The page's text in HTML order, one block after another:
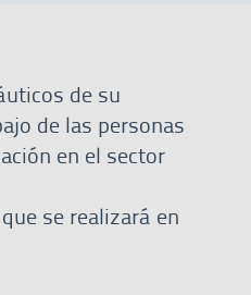
de su
de las personas
en el sector
se realizará en